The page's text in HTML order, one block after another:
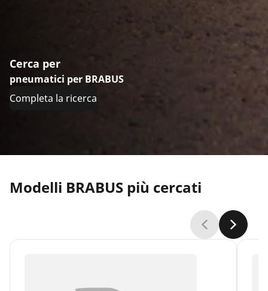
Cerca per
pneumatici per BRABUS
Completa la ricerca
Modelli BRABUS più cercati